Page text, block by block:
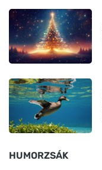
HUMORZSÁK